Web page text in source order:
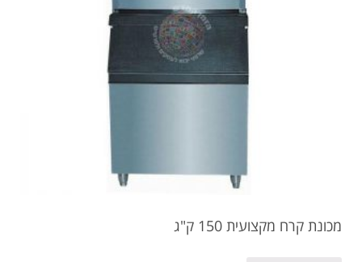
מכונת קרח מקצועית 150 ק"ג